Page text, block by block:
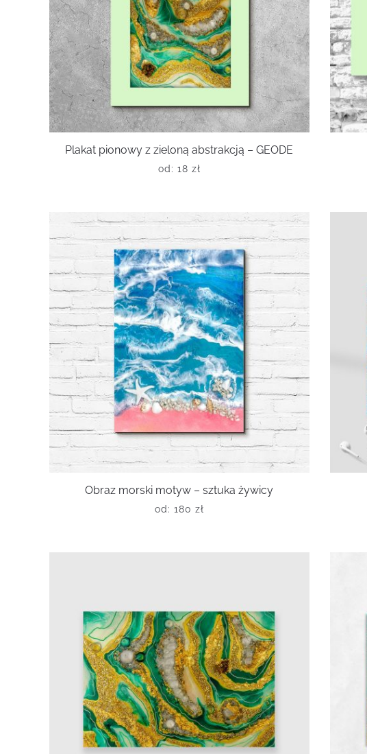
Plakat pionowy z zieloną abstrakcją – GEODE
od: 18 zł
Obraz morski motyw – sztuka żywicy
od: 180 zł